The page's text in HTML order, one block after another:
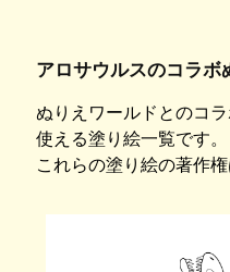
アロサウルスのコラボ
ぬりえワールドとのコ
使える塗り絵一覧です。
これらの塗り絵の著作